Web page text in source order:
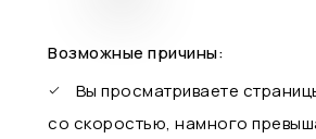
Возможные причины:
Вы просматриваете
со скоростью, намного